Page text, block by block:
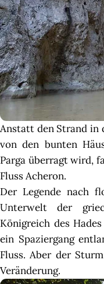
Anstatt den Strand in
von den bunten
Parga überragt wird,
Fluss Acheron.
Der Legende nach
Unterwelt der
Königreich des
ein Spaziergang
Fluss. Aber der
Veränderung.